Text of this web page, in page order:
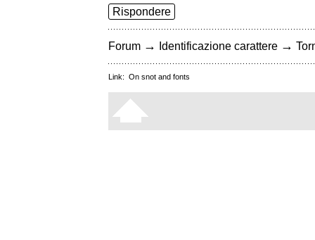
Rispondere
Forum → Identificazione carattere →
Link: On snot and fonts